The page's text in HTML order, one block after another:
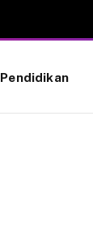
Pendidikan